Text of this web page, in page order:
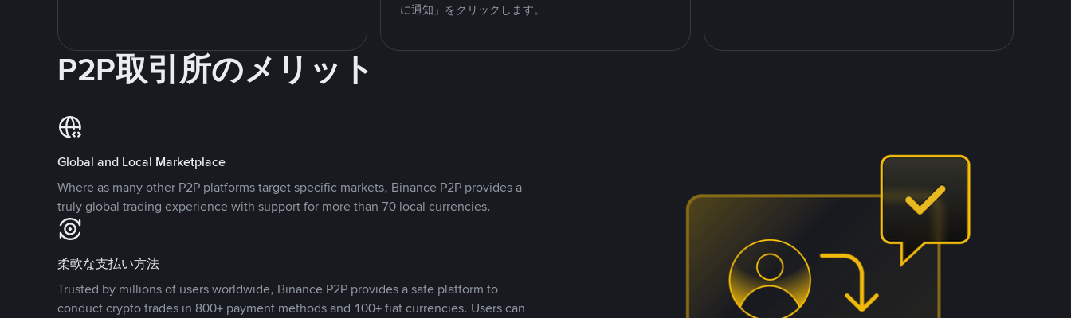
に通知」をクリックします。
P2P取引所のメリット
Global and Local Marketplace
Where as many other P2P platforms target specific markets, Binance P2P provides a
truly global trading experience with support for more than 70 local currencies.
柔軟な支払い方法
Trusted by millions of users worldwide, Binance P2P provides a safe platform to
conduct crypto trades in 800+ payment methods and 100+ fiat currencies. Users can